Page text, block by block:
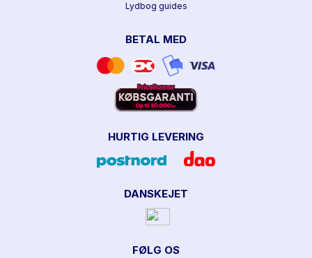
Lydbog guides
BETAL MED
HURTIG LEVERING
DANSKEJET
FØLG OS